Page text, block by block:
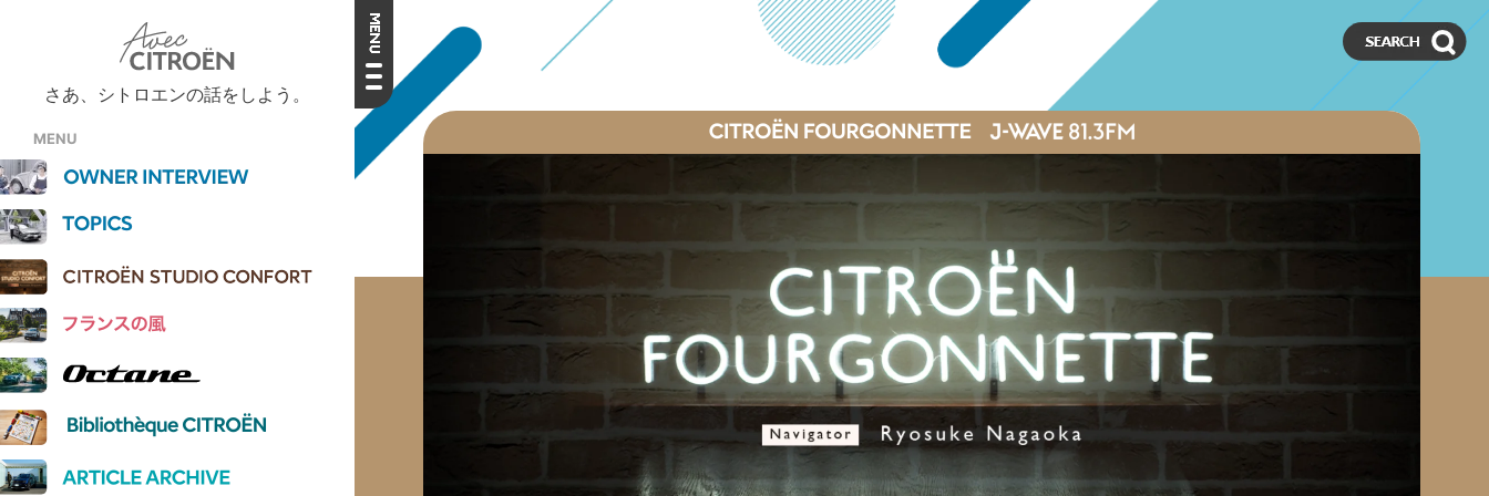
さあ、シトロエンの話をしよう。
MENU